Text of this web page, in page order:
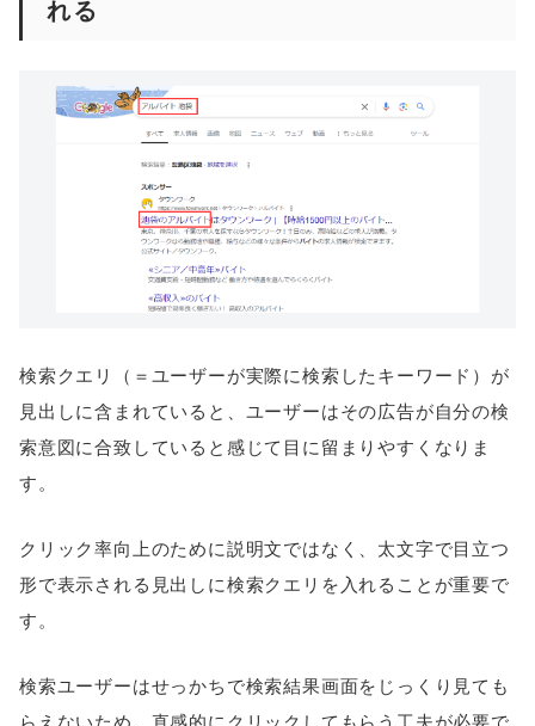
れる
検索クエリ（＝ユーザーが実際に検索したキーワード）が
見出しに含まれていると、ユーザーはその広告が自分の検
索意図に合致していると感じて目に留まりやすくなりま
す。
クリック率向上のために説明文ではなく、太文字で目立つ
形で表示される見出しに検索クエリを入れることが重要で
す。
検索ユーザーはせっかちで検索結果画面をじっくり見ても
らえないため、直感的にクリックしてもらう工夫が必要で